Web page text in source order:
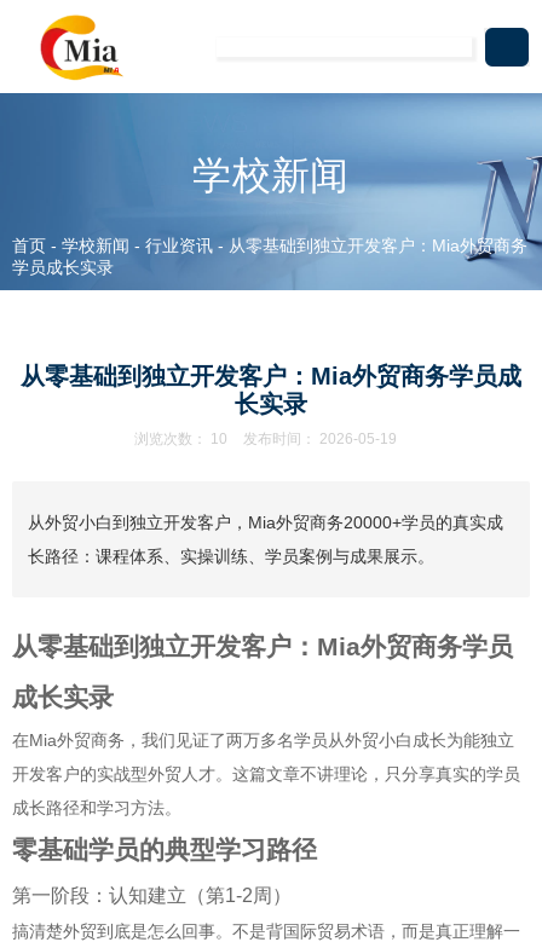
学校新闻
首页 - 学校新闻 - 行业资讯 - 从零基础到独立开发客户：Mia外贸商务
学员成长实录
从零基础到独立开发客户：Mia外贸商务学员成
长实录
浏览次数： 10 发布时间： 2026-05-19
从外贸小白到独立开发客户，Mia外贸商务20000+学员的真实成
长路径：课程体系、实操训练、学员案例与成果展示。
从零基础到独立开发客户：Mia外贸商务学员
成长实录
在Mia外贸商务，我们见证了两万多名学员从外贸小白成长为能独立
开发客户的实战型外贸人才。这篇文章不讲理论，只分享真实的学员
成长路径和学习方法。
零基础学员的典型学习路径
第一阶段：认知建立（第1-2周）
搞清楚外贸到底是怎么回事。不是背国际贸易术语，而是真正理解一